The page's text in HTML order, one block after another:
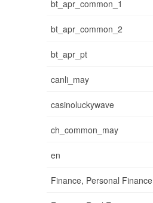
bt_apr_common_1
bt_apr_common_2
bt_apr_pt
canli_may
casinoluckywave
ch_common_may
en
Finance, Personal Finance